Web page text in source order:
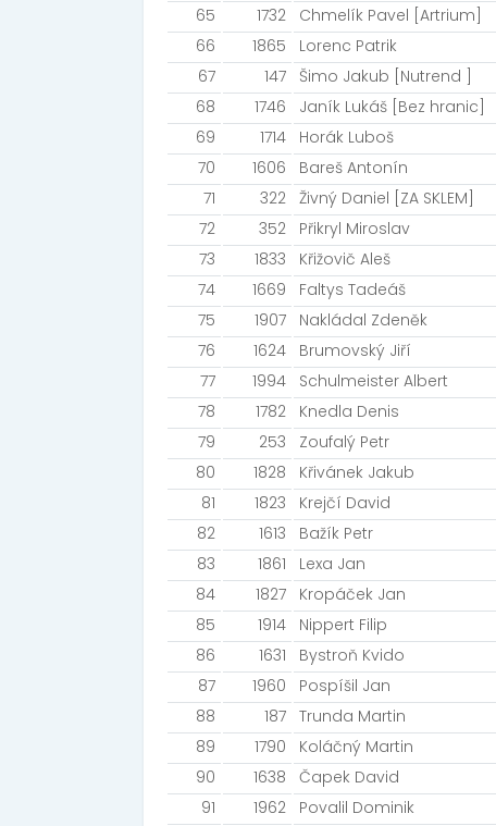
65
1732 Chmelík Pavel [Artrium]
66
1865 Lorenc Patrik
67
147 Šimo Jakub [Nutrend ]
68
1746 Janík Lukáš [Bez hranic]
69
1714 Horák Luboš
70
1606 Bareš Antonín
71
322 Živný Daniel [ZA SKLEM]
72
352 Přikryl Miroslav
73
1833 Křižovič Aleš
74
1669 Faltys Tadeáš
75
1907 Nakládal Zdeněk
76
1624 Brumovský Jiří
77
1994 Schulmeister Albert
78
1782 Knedla Denis
79
253 Zoufalý Petr
80
1828 Křivánek Jakub
81
1823 Krejčí David
82
1613 Bažík Petr
83
1861 Lexa Jan
84
1827 Kropáček Jan
85
1914 Nippert Filip
86
1631 Bystroň Kvido
87
1960 Pospíšil Jan
88
187 Trunda Martin
89
1790 Koláčný Martin
90
1638 Čapek David
91
1962 Povalil Dominik